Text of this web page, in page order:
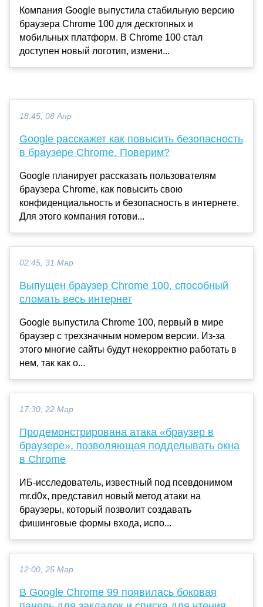
Компания Google выпустила стабильную версию
браузера Chrome 100 для десктопных и
мобильных платформ. В Chrome 100 стал
доступен новый логотип, измени...
18:45, 08 Апр
Google расскажет как повысить безопасность
в браузере Chrome. Поверим?
Google планирует рассказать пользователям
браузера Chrome, как повысить свою
конфиденциальность и безопасность в интернете.
Для этого компания готови...
02:45, 31 Мар
Выпущен браузер Chrome 100, способный
сломать весь интернет
Google выпустила Chrome 100, первый в мире
браузер с трехзначным номером версии. Из-за
этого многие сайты будут некорректно работать в
нем, так как о...
17:30, 22 Мар
Продемонстрирована атака «браузер в
браузере», позволяющая подделывать окна
в Chrome
ИБ-исследователь, известный под псевдонимом
mr.d0x, представил новый метод атаки на
браузеры, который позволит создавать
фишинговые формы входа, испо...
12:00, 25 Мар
В Google Chrome 99 появилась боковая